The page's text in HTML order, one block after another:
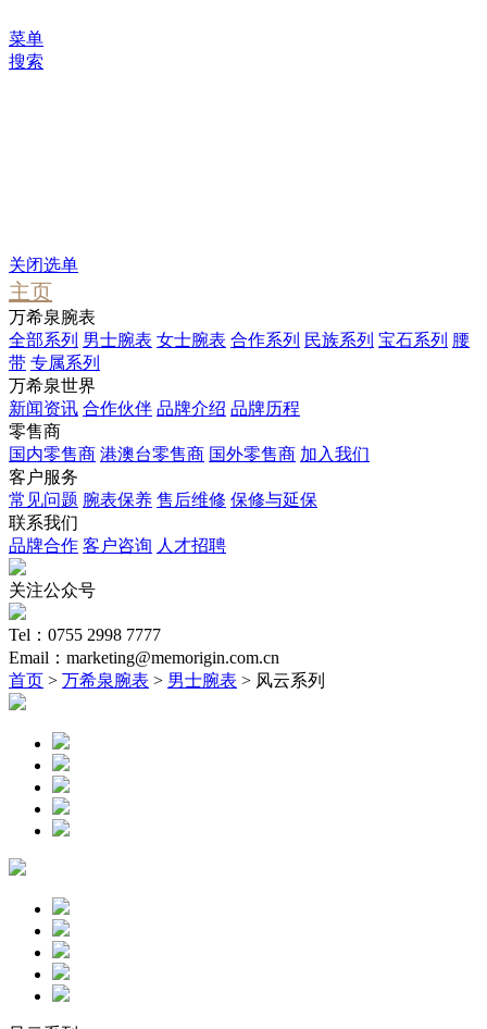
菜单
搜索
关闭选单
主页
万希泉腕表
全部系列 男士腕表 女士腕表 合作系列 民族系列 宝石系列 腰
带 专属系列
万希泉世界
新闻资讯 合作伙伴 品牌介绍 品牌历程
零售商
国内零售商 港澳台零售商 国外零售商 加入我们
客户服务
常见问题 腕表保养 售后维修 保修与延保
联系我们
品牌合作 客户咨询 人才招聘
关注公众号
Tel：0755 2998 7777
Email：marketing@memorigin.com.cn
首页 > 万希泉腕表 > 男士腕表 > 风云系列